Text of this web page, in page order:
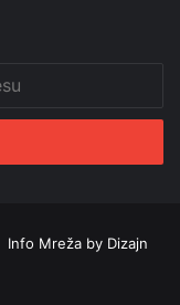
Info Mreža by Dizajn